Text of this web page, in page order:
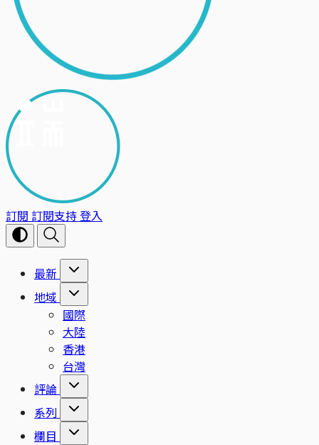
訂閱 訂閱支持登入
最新
地域
國際
大陸
香港
台灣
評論
系列
欄目